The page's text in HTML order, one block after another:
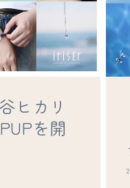
ヒカリ
を開